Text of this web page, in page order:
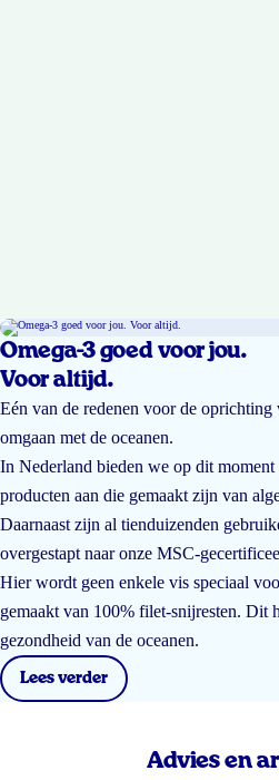
Omega-3 goed voor jou.
Voor altijd.
Eén van de redenen voor de
omgaan met de oceanen.
In Nederland bieden we op dit moment
producten aan die gemaakt zijn van
Daarnaast zijn al tienduizenden
overgestapt naar onze MSC-
Hier wordt geen enkele vis speciaal
gemaakt van 100% filet-snijresten. Dit
gezondheid van de oceanen.
Lees verder
Advies en